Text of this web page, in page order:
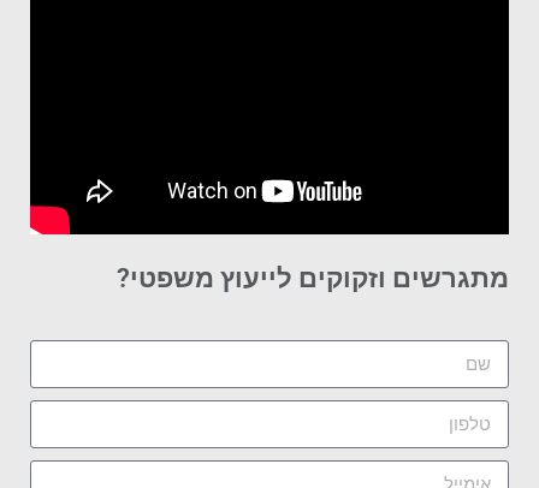
מתגרשים וזקוקים לייעוץ משפטי?